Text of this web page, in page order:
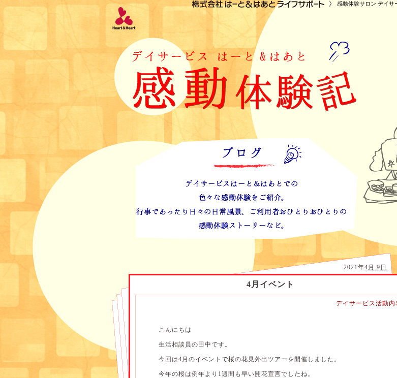
感動体験サロン デイサ
2021年4月 9日
4月イベント
デイサービス活動内
こんにちは
生活相談員の田中です。
今回は4月のイベントで桜の花見外出ツアーを開催しました。
今年の桜は例年より1週間も早い開花宣言でしたね。